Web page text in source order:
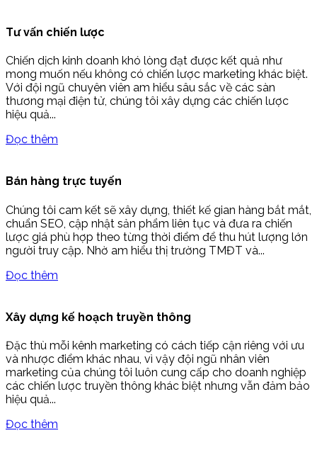
Tư vấn chiến lược
Chiến dịch kinh doanh khó lòng đạt được kết quả như
mong muốn nếu không có chiến lược marketing khác biệt.
Với đội ngũ chuyên viên am hiểu sâu sắc về các sàn
thương mại điện tử, chúng tôi xây dựng các chiến lược
hiệu quả...
Đọc thêm
Bán hàng trực tuyến
Chúng tôi cam kết sẽ xây dựng, thiết kế gian hàng bắt mắt,
chuẩn SEO, cập nhật sản phẩm liên tục và đưa ra chiến
lược giá phù hợp theo từng thời điểm để thu hút lượng lớn
người truy cập. Nhờ am hiểu thị trường TMĐT và...
Đọc thêm
Xây dựng kế hoạch truyền thông
Đặc thù mỗi kênh marketing có cách tiếp cận riêng với ưu
và nhược điểm khác nhau, vì vậy đội ngũ nhân viên
marketing của chúng tôi luôn cung cấp cho doanh nghiệp
các chiến lược truyền thông khác biệt nhưng vẫn đảm bảo
hiệu quả...
Đọc thêm